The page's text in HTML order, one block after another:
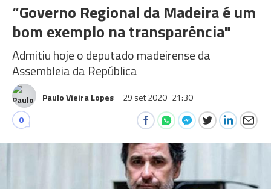
“Governo Regional da Madeira é um
bom exemplo na transparência"
Admitiu hoje o deputado madeirense da
Assembleia da República
Paulo Vieira Lopes 29 set 2020 21:30
0